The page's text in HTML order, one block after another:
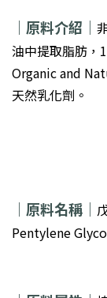
｜ 原料介紹｜
油中提取脂肪
Organic and
天然乳化劑。
｜ 原料名稱｜
Pentylene